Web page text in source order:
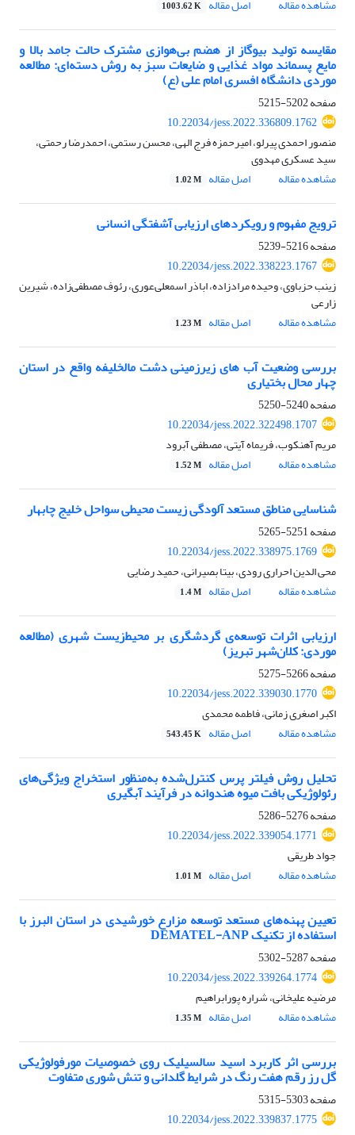
مشاهده مقاله
اصل مقاله 1003.62 K
مقایسه تولید بیوگاز از هضم بی‌هوازی مشترک حالت جامد بالا و
مایع پسماند مواد غذایی و ضایعات سبز به روش دسته‌ای: مطالعه
موردی دانشگاه افسری امام علی (ع)
صفحه5202-5215
10.22034/jess.2022.336809.1762
منصور احمدی پیرلو، امیرحمزه فرج الهی، محسن رستمی، احمدرضا رحمتی،
سید عسکری مهدوی
مشاهده مقاله
اصل مقاله 1.02 M
ترویج مفهوم و رویکردهای ارزیابی آشفتگی انسانی
صفحه5216-5239
10.22034/jess.2022.338223.1767
زینب حزباوی، وحیده مرادزاده، اباذر اسمعلی‌عوری، رئوف مصطفی‌زاده، شیرین
زارعی
مشاهده مقاله
اصل مقاله 1.23 M
بررسی وضعیت آب های زیرزمینی دشت مالخلیفه واقع در استان
چهار محال بختیاری
صفحه5240-5250
10.22034/jess.2022.322498.1707
مریم آهنکوب، فریماه آیتی، مصطفی آبرود
مشاهده مقاله
اصل مقاله 1.52 M
شناسایی مناطق مستعد آلودگی زیست محیطی سواحل خلیج چابهار
صفحه5251-5265
10.22034/jess.2022.338975.1769
محی الدین احراری رودی، بیتا بصیرانی، حمید رضایی
مشاهده مقاله
اصل مقاله 1.4 M
ارزیابی اثرات توسعه‌ی گردشگری بر محیط‌زیست شهری (مطالعه
موردی: کلان‌شهر تبریز)
صفحه5266-5275
10.22034/jess.2022.339030.1770
اکبر اصغری زمانی، فاطمه محمدی
مشاهده مقاله
اصل مقاله 543.45 K
تحلیل روش فیلتر پرس کنترل‌شده به‌منظور استخراج ویژگی‌های
رئولوژیکی بافت میوه هندوانه در فرآیند آبگیری
صفحه5276-5286
10.22034/jess.2022.339054.1771
جواد طریقی
مشاهده مقاله
اصل مقاله 1.01 M
تعیین پهنه‌‌های مستعد توسعه مزارع خورشیدی در استان البرز با
استفاده از تکنیک DEMATEL-ANP
صفحه5287-5302
10.22034/jess.2022.339264.1774
مرضیه علیخانی، شراره پورابراهیم
مشاهده مقاله
اصل مقاله 1.35 M
بررسی اثر کاربرد اسید سالسیلیک روی خصوصیات مورفولوژیکی
گل رز رقم هفت رنگ در شرایط گلدانی و تنش شوری متفاوت
صفحه5303-5315
10.22034/jess.2022.339837.1775